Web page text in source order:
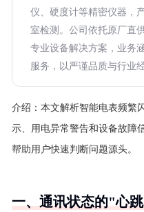
仪、硬度计等精密仪器，
室检测。公司依托原厂直
专业设备解决方案，业务
服务，以严谨品质与行业
介绍： 本文解析智能电表频繁
示、用电异常警告和设备故障
帮助用户快速判断问题源头。
一、通讯状态的"心